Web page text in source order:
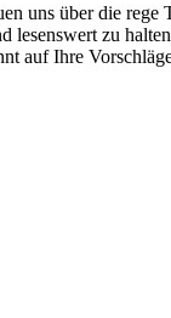
uns über die
lesenswert zu
auf Ihre